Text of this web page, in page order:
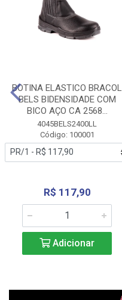
BOTINA ELASTICO BRACOL
BELS BIDENSIDADE COM
BICO AÇO CA 2568...
4045BELS2400LL
Código: 100001
R$ 117,90
Adicionar